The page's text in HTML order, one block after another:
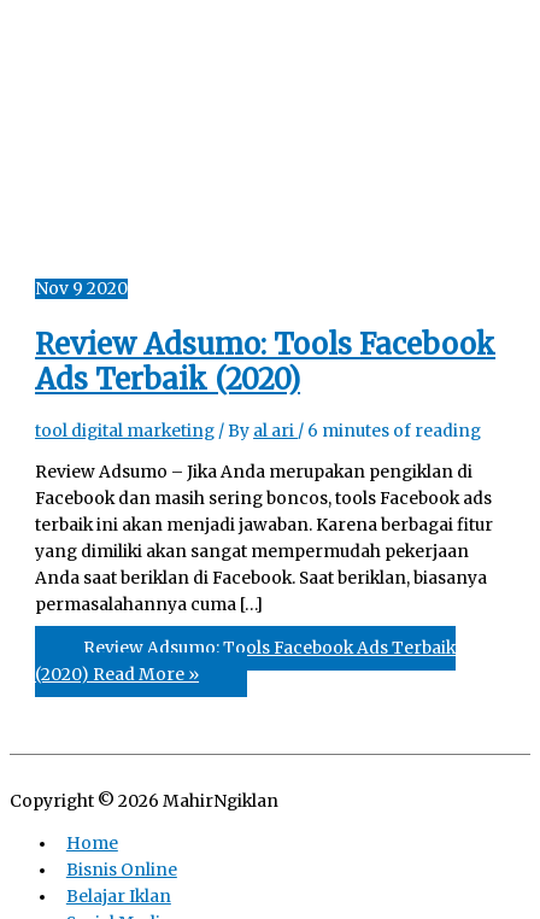
Nov 9 2020
Review Adsumo: Tools Facebook
Ads Terbaik (2020)
tool digital marketing / By al ari / 6 minutes of reading
Review Adsumo – Jika Anda merupakan pengiklan di
Facebook dan masih sering boncos, tools Facebook ads
terbaik ini akan menjadi jawaban. Karena berbagai fitur
yang dimiliki akan sangat mempermudah pekerjaan
Anda saat beriklan di Facebook. Saat beriklan, biasanya
permasalahannya cuma […]
Review Adsumo: Tools Facebook Ads Terbaik
(2020) Read More »
Copyright © 2026 MahirNgiklan
Home
Bisnis Online
Belajar Iklan